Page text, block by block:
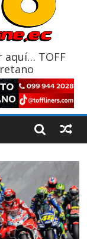
7 provincias en 8
las rutas de La
aquí… TOFF